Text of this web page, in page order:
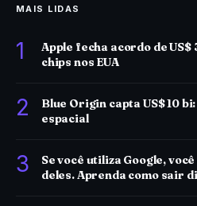
MAIS LIDAS
1
Apple fecha acordo de
chips nos EUA
2
Blue Origin capta US$ 10
espacial
3
Se você utiliza Google,
deles. Aprenda como sair